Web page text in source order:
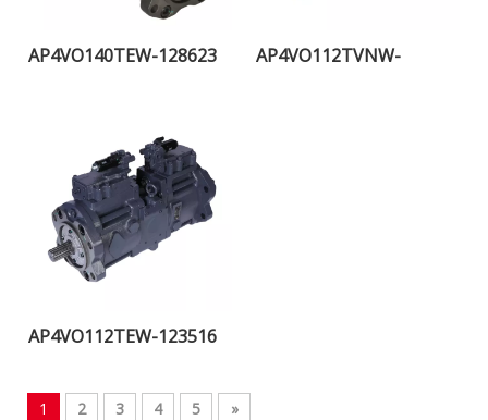
AP4VO140TEW-128623
AP4VO112TVNW-
AP4VO112TEW-123516
1 2 3 4 5 »